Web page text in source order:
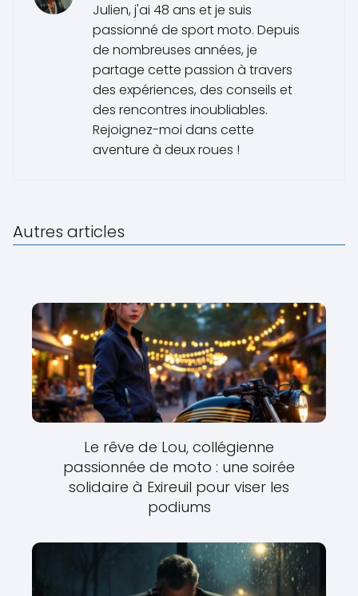
Julien, j'ai 48 ans et je suis
passionné de sport moto. Depuis
de nombreuses années, je
partage cette passion à travers
des expériences, des conseils et
des rencontres inoubliables.
Rejoignez-moi dans cette
aventure à deux roues !
Autres articles
Le rêve de Lou, collégienne
passionnée de moto : une soirée
solidaire à Exireuil pour viser les
podiums